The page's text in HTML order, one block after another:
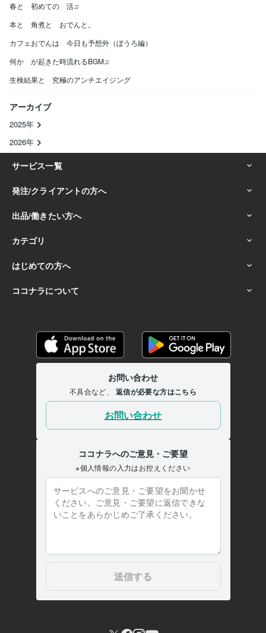
春と 初めての 活♫
本と 角煮と おでんと。
カフェおでんは 今日も予想外（ぼうろ編）
何か が起きた時流れるBGM♫
生検結果と 究極のアンチエイジング
アーカイブ
2025年
2026年